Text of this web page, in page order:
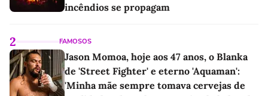
incêndios se propagam
2 FAMOSOS
Jason Momoa, hoje aos 47 anos, o Blanka
de 'Street Fighter' e eterno 'Aquaman':
'Minha mãe sempre tomava cervejas de